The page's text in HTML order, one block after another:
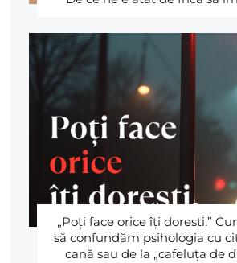
„Poţi face orice îţi doreşti.”
să confundăm psihologia cu
cană sau de la „cafeluţa de